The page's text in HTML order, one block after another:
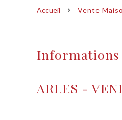
Accueil Vente
Informations
ARLES -